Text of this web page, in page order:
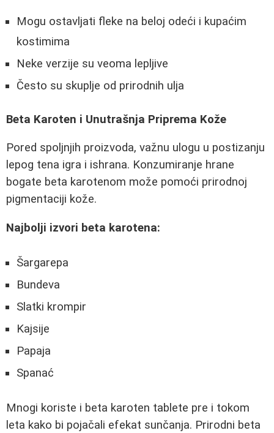
Mogu ostavljati fleke na beloj odeći i kupaćim
kostimima
Neke verzije su veoma lepljive
Često su skuplje od prirodnih ulja
Beta Karoten i Unutrašnja Priprema Kože
Pored spoljnjih proizvoda, važnu ulogu u postizanju
lepog tena igra i ishrana. Konzumiranje hrane
bogate beta karotenom može pomoći prirodnoj
pigmentaciji kože.
Najbolji izvori beta karotena:
Šargarepa
Bundeva
Slatki krompir
Kajsije
Papaja
Spanać
Mnogi koriste i beta karoten tablete pre i tokom
leta kako bi pojačali efekat sunčanja. Prirodni beta